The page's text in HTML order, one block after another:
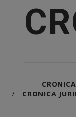
/ CRONICA